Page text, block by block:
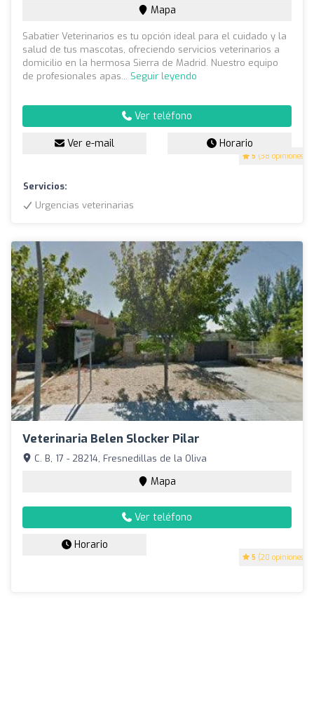
5 (38 opiniones)
Mapa
Sabatier Veterinarios es tu opción ideal para el cuidado y la
salud de tus mascotas, ofreciendo servicios veterinarios a
domicilio en la hermosa Sierra de Madrid. Nuestro equipo
de profesionales apas... Seguir leyendo
Ver teléfono
Ver e-mail Horario
Servicios:
Urgencias veterinarias
Veterinaria Belen Slocker Pilar
5 (20 opiniones)
C. B, 17 - 28214, Fresnedillas de la Oliva
Mapa
Ver teléfono
Horario